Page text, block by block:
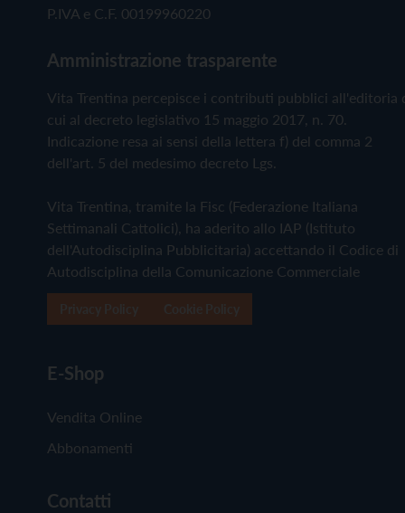
P.IVA e C.F. 00199960220
Amministrazione trasparente
Vita Trentina percepisce i contributi pubblici all'editoria
cui al decreto legislativo 15 maggio 2017, n. 70.
Indicazione resa ai sensi della lettera f) del comma 2
dell'art. 5 del medesimo decreto Lgs.
Vita Trentina, tramite la Fisc (Federazione Italiana
Settimanali Cattolici), ha aderito allo IAP (Istituto
dell'Autodisciplina Pubblicitaria) accettando il Codice di
Autodisciplina della Comunicazione Commerciale
E-Shop
Vendita Online
Abbonamenti
Contatti